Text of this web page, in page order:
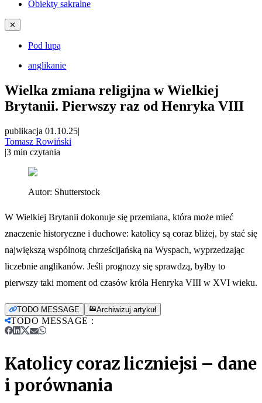
Obiekty sakralne
✕
Pod lupą
anglikanie
Wielka zmiana religijna w Wielkiej
Brytanii. Pierwszy raz od Henryka VIII
publikacja 01.10.25|
Tomasz Rowiński
|3 min czytania
Autor: Shutterstock
W Wielkiej Brytanii dokonuje się przemiana, która może mieć
znaczenie historyczne i duchowe: katolicy są coraz bliżej, by stać się
największą wspólnotą chrześcijańską na Wyspach, wyprzedzając
liczebnie anglikanów. Jeśli prognozy się sprawdzą, byłby to
pierwszy taki moment od czasów króla Henryka VIII w XVI wieku.
TODO MESSAGE Archiwizuj artykuł
TODO MESSAGE :
Katolicy coraz liczniejsi – dane
i porównania